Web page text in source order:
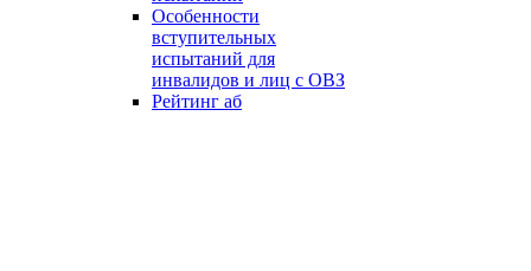
Особенности
вступительных
испытаний для
инвалидов и лиц с ОВЗ
Рейтинг аб